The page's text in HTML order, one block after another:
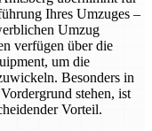
Ihres Umzuges –
Umzug
verfügen über die
um die
Besonders in
stehen, ist
Vorteil.